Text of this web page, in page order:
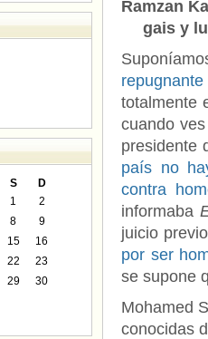
Ramzan
gais y
totalmente
cuando
presidente
país no
contra
informaba
juicio
por ser
se supone
Mohamed
conocidas
S
D
1
2
8
9
15
16
22
23
29
30